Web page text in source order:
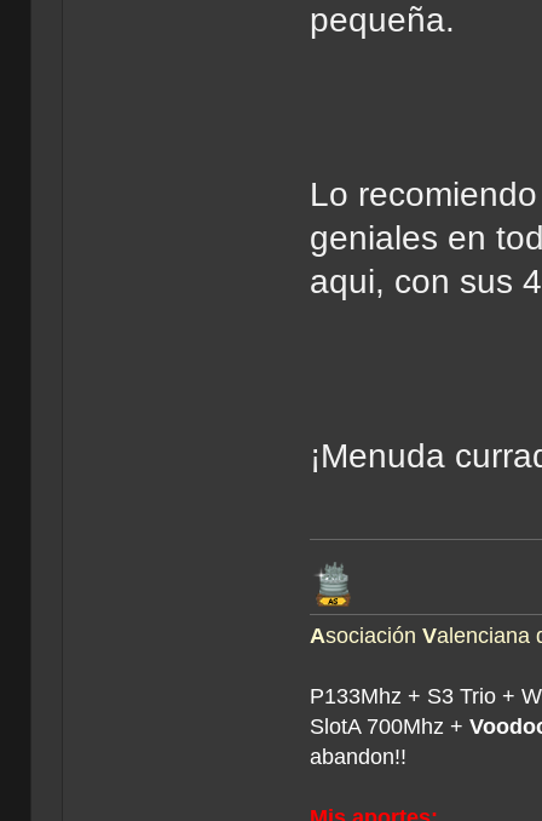
pequeña.
Lo
geniales en
aqui, con sus
¡Menuda
AsociaciónValenciana
P133Mhz + S3 Trio +
SlotA 700Mhz +
abandon!!